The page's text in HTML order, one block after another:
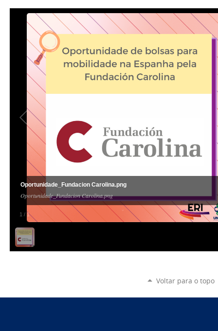
1 / 1
Oportunidade_Fundacion Carolina.png
Oportunidade_Fundacion Carolina.png
Voltar para o topo